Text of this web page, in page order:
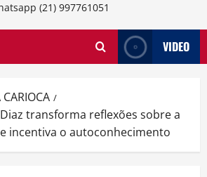
(21) 997761051
VIDEO
CARIOCA
transforma reflexões sobre a
incentiva o autoconhecimento